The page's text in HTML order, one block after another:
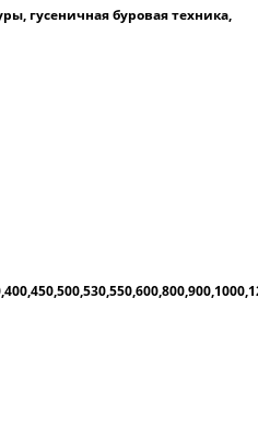
гусеничная буровая техника,